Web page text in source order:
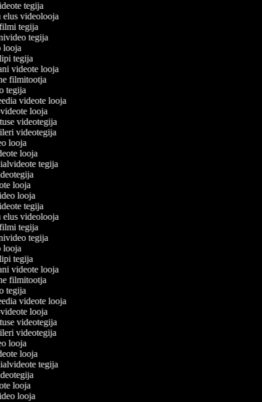
tegija
elus videolooja
tegija
tegija
looja
tegija
videote looja
filmitootja
tegija
videote looja
videote looja
videotegija
videotegija
looja
looja
tegija
looja
looja
tegija
elus videolooja
tegija
tegija
looja
tegija
videote looja
filmitootja
tegija
videote looja
videote looja
videotegija
videotegija
looja
looja
tegija
looja
looja